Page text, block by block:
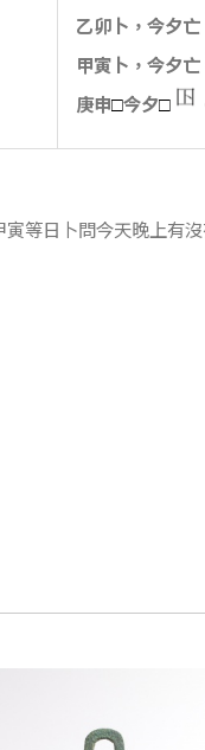
乙卯卜，今夕亡
甲寅卜，今夕亡
庚申□今夕□
等日卜問今天晚上有